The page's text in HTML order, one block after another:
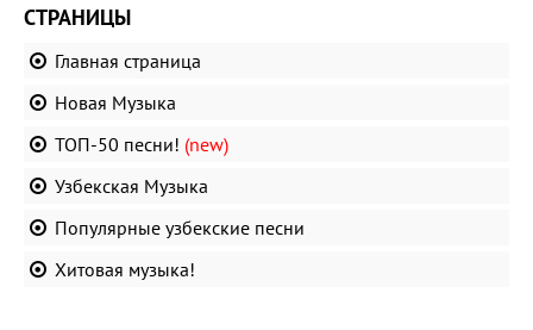
СТРАНИЦЫ
Главная страница
Новая Музыка
ТОП-50 песни! (new)
Узбекская Музыка
Популярные узбекские песни
Хитовая музыка!